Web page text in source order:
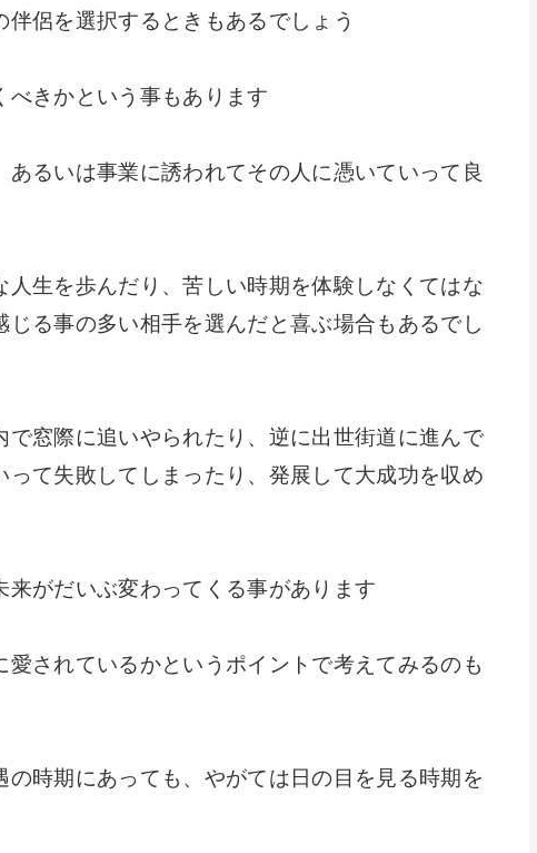
侶を選択するときもあるでしょう
べきかという事もあります
るいは事業に誘われてその人に憑いていって良
生を歩んだり、苦しい時期を体験しなくてはな
る事の多い相手を選んだと喜ぶ場合もあるでし
窓際に追いやられたり、逆に出世街道に進んで
て失敗してしまったり、発展して大成功を収め
がだいぶ変わってくる事があります
されているかというポイントで考えてみるのも
時期にあっても、やがては日の目を見る時期を